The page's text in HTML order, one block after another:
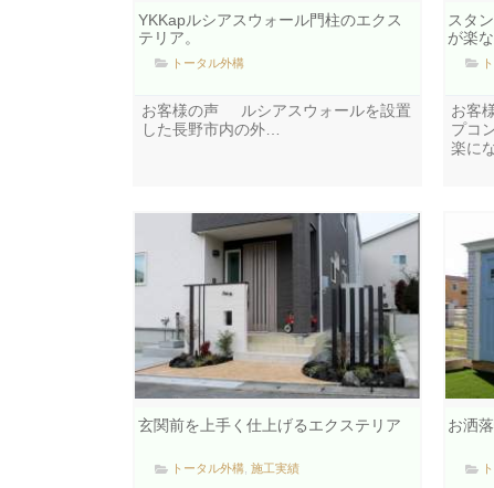
YKKapルシアスウォール門柱のエクス
テリア。
トータル外構
お客様の声 ルシアスウォールを設置
した長野市内の外…
スタ
が楽な
お客
プコ
楽に
玄関前を上手く仕上げるエクステリア
トータル外構,施工実績
お洒